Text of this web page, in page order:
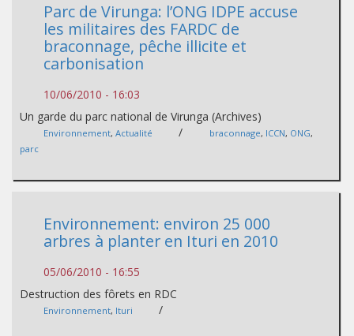
Parc de Virunga: l’ONG IDPE accuse
les militaires des FARDC de
braconnage, pêche illicite et
carbonisation
10/06/2010 - 16:03
Un garde du parc national de Virunga (Archives)
Environnement, Actualité / braconnage, ICCN, ONG,
parc
Environnement: environ 25 000
arbres à planter en Ituri en 2010
05/06/2010 - 16:55
Destruction des fôrets en RDC
Environnement, Ituri /